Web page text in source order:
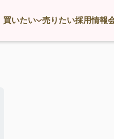
買いたい 売りたい採用情報